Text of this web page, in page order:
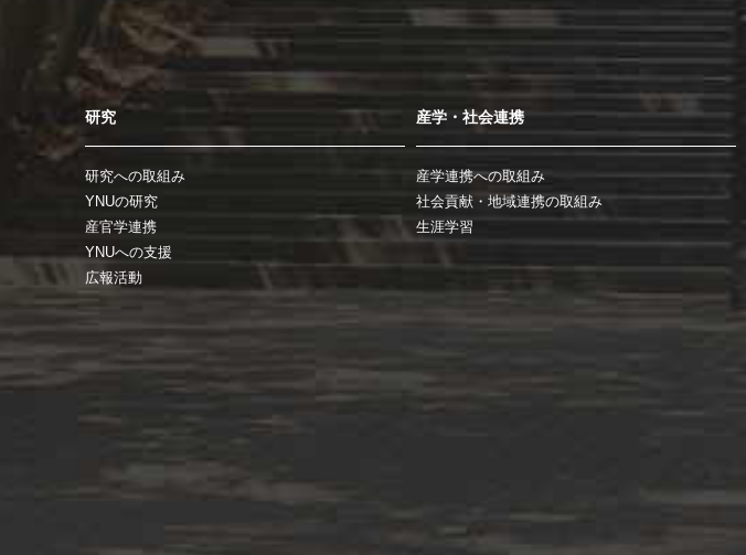
研究
研究への取組み
YNUの研究
産官学連携
YNUへの支援
広報活動
産学・社会連携
産学連携への取組み
社会貢献・地域連携の取組み
生涯学習